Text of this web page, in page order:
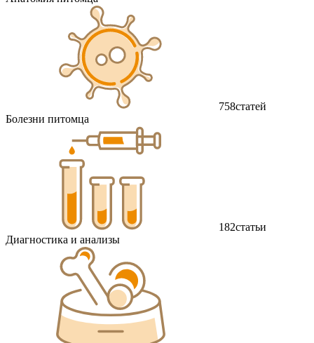
758статей
Болезни питомца
182статьи
Диагностика и анализы